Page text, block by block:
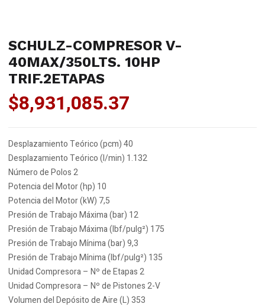
SCHULZ-COMPRESOR V-
40MAX/350LTS. 10HP
TRIF.2ETAPAS
$8,931,085.37
Desplazamiento Teórico (pcm) 40
Desplazamiento Teórico (l/min) 1.132
Número de Polos 2
Potencia del Motor (hp) 10
Potencia del Motor (kW) 7,5
Presión de Trabajo Máxima (bar) 12
Presión de Trabajo Máxima (lbf/pulg²) 175
Presión de Trabajo Mínima (bar) 9,3
Presión de Trabajo Mínima (lbf/pulg²) 135
Unidad Compresora – Nº de Etapas 2
Unidad Compresora – Nº de Pistones 2-V
Volumen del Depósito de Aire (L) 353